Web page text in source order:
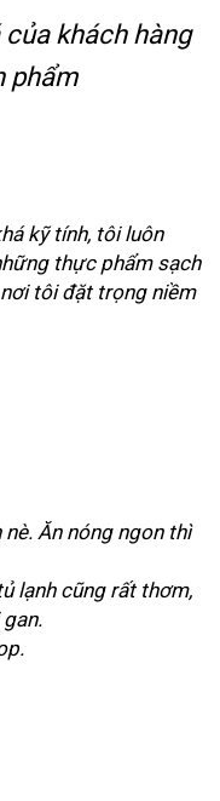
khách hàng
phẩm
kỹ tính, tôi luôn
thực phẩm sạch
tôi đặt trọng niềm
Ăn nóng ngon thì
lạnh cũng rất thơm,